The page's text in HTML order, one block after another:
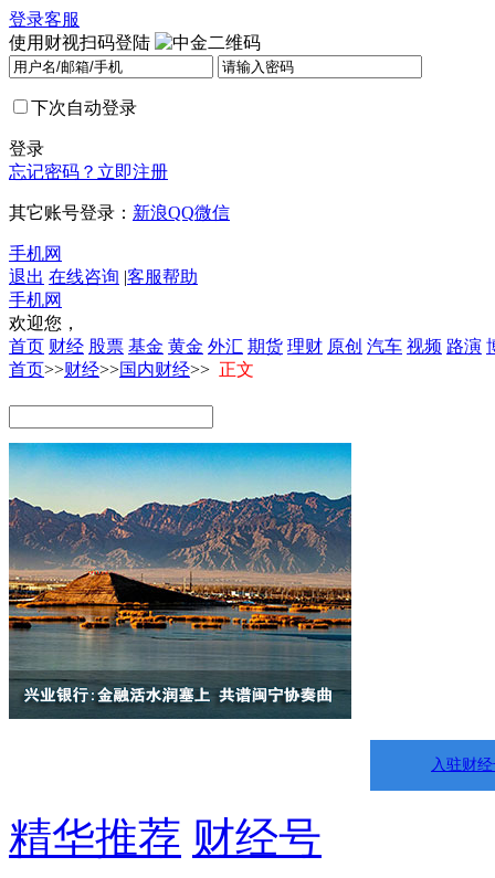
登录客服
使用财视扫码登陆
下次自动登录
登录
忘记密码？ 立即注册
其它账号登录： 新浪QQ微信
手机网
退出 在线咨询 |客服帮助
手机网
欢迎您，
首页 财经 股票 基金 黄金 外汇 期货 理财 原创 汽车 视频 路演
首页>>财经>>国内财经>> 正文
入驻财
精华推荐 财经号